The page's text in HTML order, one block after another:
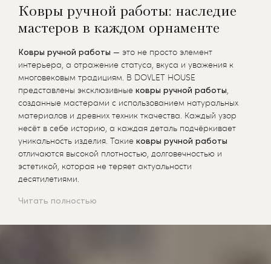
Ковры ручной работы: наследие
мастеров в каждом орнаменте
Ковры ручной работы — это не просто элемент
интерьера, а отражение статуса, вкуса и уважения к
многовековым традициям. В DOVLET HOUSE
представлены эксклюзивные ковры ручной работы,
созданные мастерами с использованием натуральных
материалов и древних техник ткачества. Каждый узор
несёт в себе историю, а каждая деталь подчёркивает
уникальность изделия. Такие ковры ручной работы
отличаются высокой плотностью, долговечностью и
эстетикой, которая не теряет актуальности
десятилетиями.
Читать полностью